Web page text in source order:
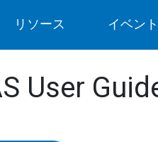
リソース イベント
User